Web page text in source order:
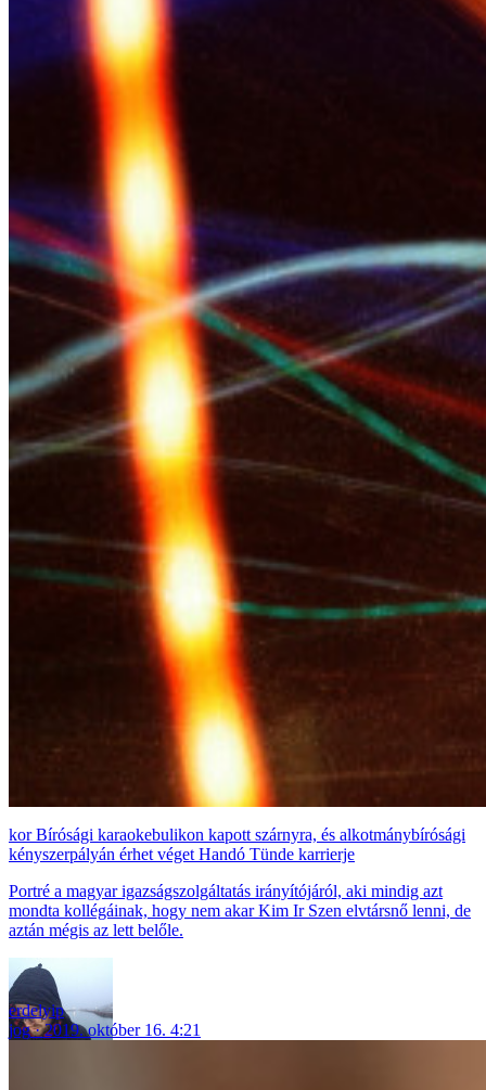
Bírósági karaokebulikon kapott szárnyra, és alkotmánybírósági
kényszerpályán érhet véget Handó Tünde karrierje
Portré a magyar igazságszolgáltatás irányítójáról, aki mindig azt
mondta kollégáinak, hogy nem akar Kim Ir Szen elvtársnő lenni, de
aztán mégis az lett belőle.
erdelyip
jog
2019. október 16. 4:21